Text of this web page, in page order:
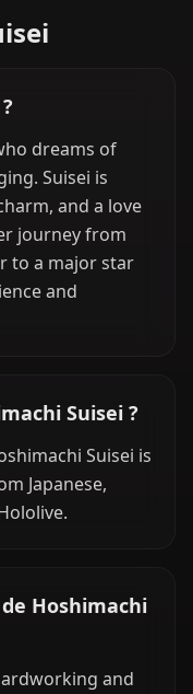
dreams of
Suisei is
and a love
journey from
to a major star
and
Suisei ?
Suisei is
Japanese,
Hoshimachi
and